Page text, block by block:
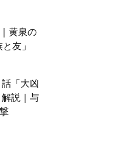
黄泉の
友」
「大凶
説｜与